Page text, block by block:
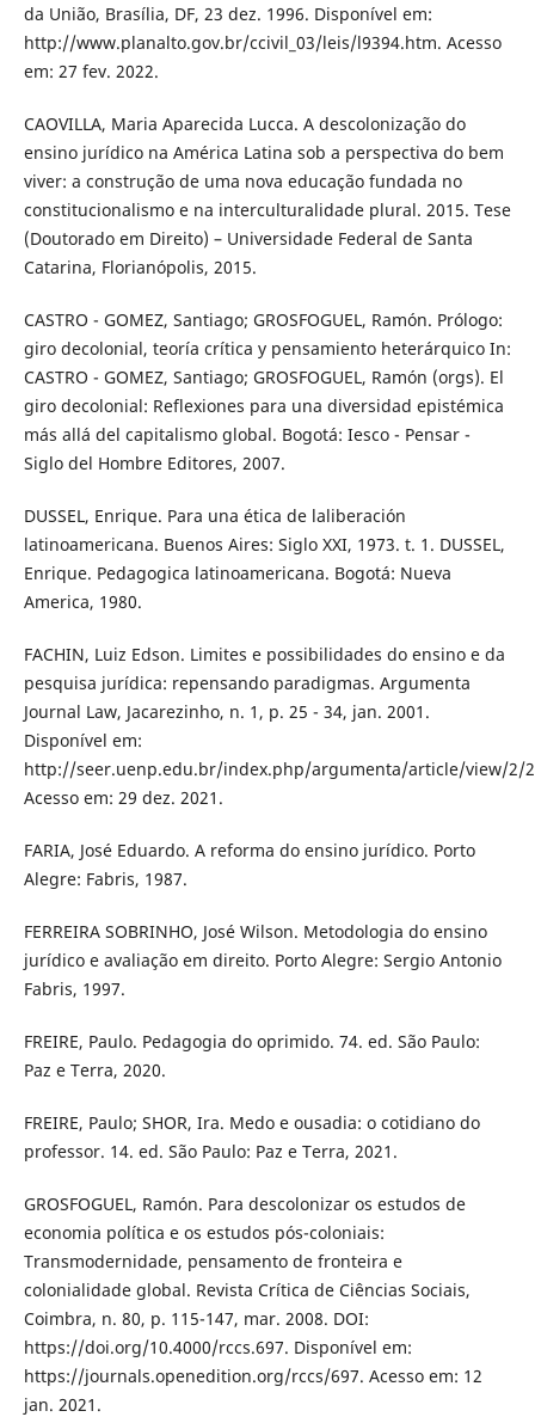
da União, Brasília, DF, 23 dez. 1996. Disponível em:
http://www.planalto.gov.br/ccivil_03/leis/l9394.htm. Acesso
em: 27 fev. 2022.
CAOVILLA, Maria Aparecida Lucca. A descolonização do
ensino jurídico na América Latina sob a perspectiva do bem
viver: a construção de uma nova educação fundada no
constitucionalismo e na interculturalidade plural. 2015. Tese
(Doutorado em Direito) – Universidade Federal de Santa
Catarina, Florianópolis, 2015.
CASTRO - GOMEZ, Santiago; GROSFOGUEL, Ramón. Prólogo:
giro decolonial, teoría crítica y pensamiento heterárquico In:
CASTRO - GOMEZ, Santiago; GROSFOGUEL, Ramón (orgs). El
giro decolonial: Reflexiones para una diversidad epistémica
más allá del capitalismo global. Bogotá: Iesco - Pensar -
Siglo del Hombre Editores, 2007.
DUSSEL, Enrique. Para una ética de laliberación
latinoamericana. Buenos Aires: Siglo XXI, 1973. t. 1. DUSSEL,
Enrique. Pedagogica latinoamericana. Bogotá: Nueva
America, 1980.
FACHIN, Luiz Edson. Limites e possibilidades do ensino e da
pesquisa jurídica: repensando paradigmas. Argumenta
Journal Law, Jacarezinho, n. 1, p. 25 - 34, jan. 2001.
Disponível em:
http://seer.uenp.edu.br/index.php/argumenta/article/view/2/
Acesso em: 29 dez. 2021.
FARIA, José Eduardo. A reforma do ensino jurídico. Porto
Alegre: Fabris, 1987.
FERREIRA SOBRINHO, José Wilson. Metodologia do ensino
jurídico e avaliação em direito. Porto Alegre: Sergio Antonio
Fabris, 1997.
FREIRE, Paulo. Pedagogia do oprimido. 74. ed. São Paulo:
Paz e Terra, 2020.
FREIRE, Paulo; SHOR, Ira. Medo e ousadia: o cotidiano do
professor. 14. ed. São Paulo: Paz e Terra, 2021.
GROSFOGUEL, Ramón. Para descolonizar os estudos de
economia política e os estudos pós-coloniais:
Transmodernidade, pensamento de fronteira e
colonialidade global. Revista Crítica de Ciências Sociais,
Coimbra, n. 80, p. 115-147, mar. 2008. DOI:
https://doi.org/10.4000/rccs.697. Disponível em:
https://journals.openedition.org/rccs/697. Acesso em: 12
jan. 2021.